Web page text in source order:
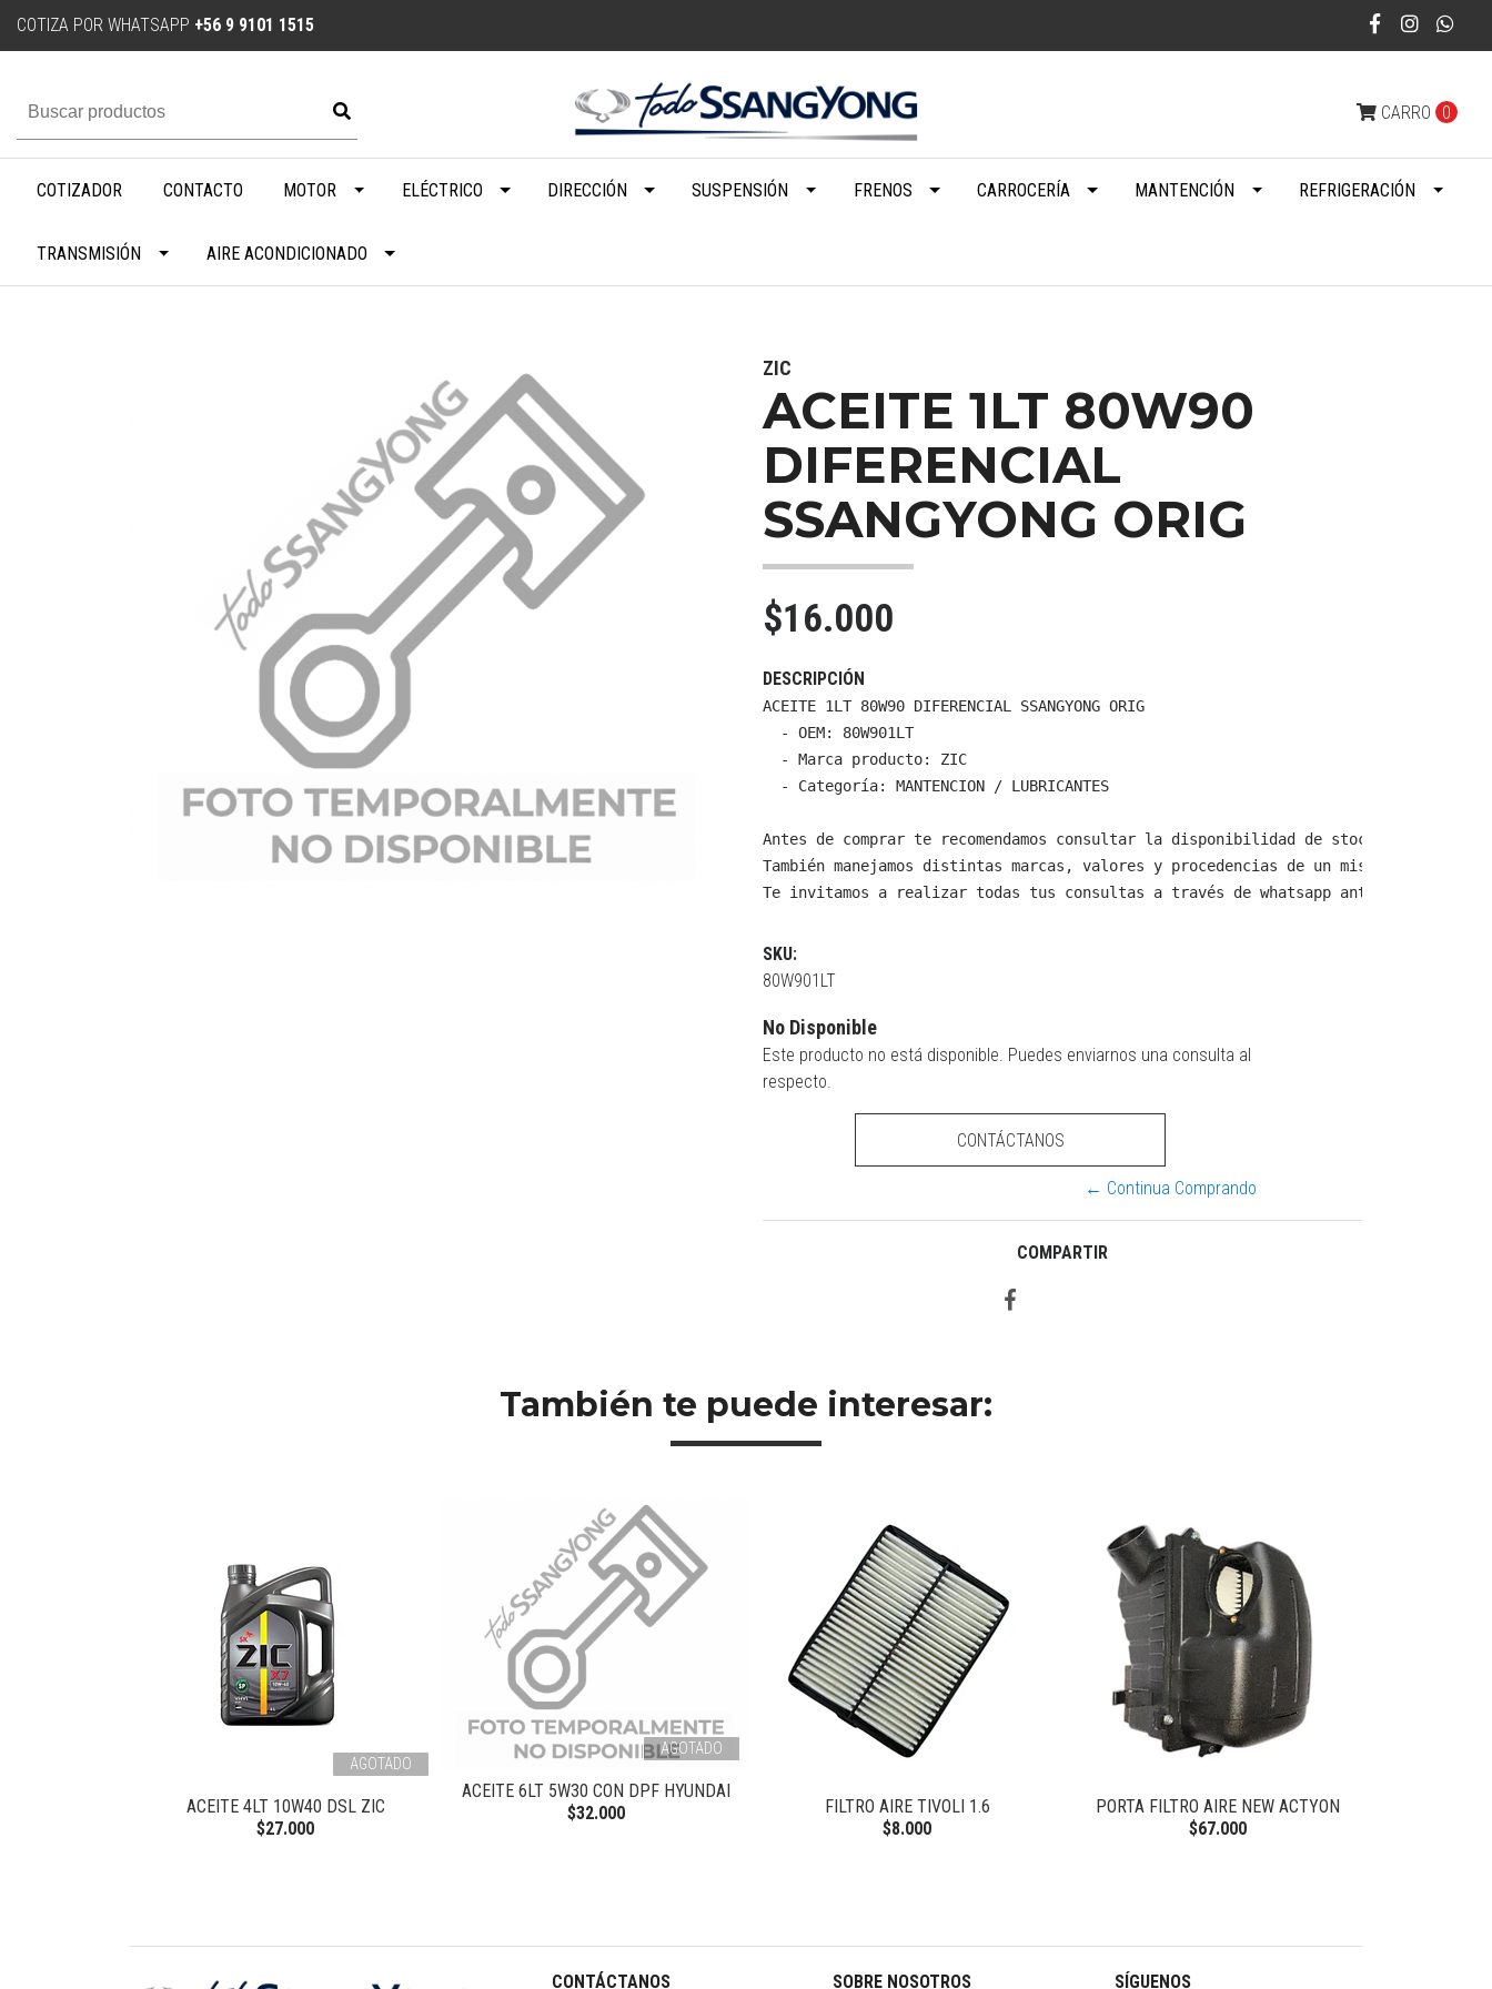
COTIZA POR WHATSAPP +56 9 9101 1515
CARRO 0
COTIZADOR CONTACTO MOTOR ELÉCTRICO DIRECCIÓN SUSPENSIÓN FRENOS CARROCERÍA MANTENCIÓN REFRIGERACIÓN
TRANSMISIÓN AIRE ACONDICIONADO
ZIC
ACEITE 1LT 80W90
DIFERENCIAL
SSANGYONG ORIG
$16.000
DESCRIPCIÓN
ACEITE 1LT 80W90 DIFERENCIAL SSANGYONG ORIG
  - OEM: 80W901LT
  - Marca producto: ZIC
  - Categoría: MANTENCION / LUBRICANTES
Antes de comprar te recomendamos consultar la disponibilidad de stock y
También manejamos distintas marcas, valores y procedencias de un mismo producto.
Te invitamos a realizar todas tus consultas a través de whatsapp antes de
SKU:
80W901LT
No Disponible
Este producto no está disponible. Puedes enviarnos una consulta al
respecto.
CONTÁCTANOS
← Continua Comprando
COMPARTIR
También te puede interesar:
AGOTADO
ACEITE 4LT 10W40 DSL ZIC
$27.000
AGOTADO
ACEITE 6LT 5W30 CON DPF HYUNDAI
$32.000
FILTRO AIRE TIVOLI 1.6
$8.000
PORTA FILTRO AIRE NEW ACTYON
$67.000
CONTÁCTANOS SOBRE NOSOTROS SÍGUENOS